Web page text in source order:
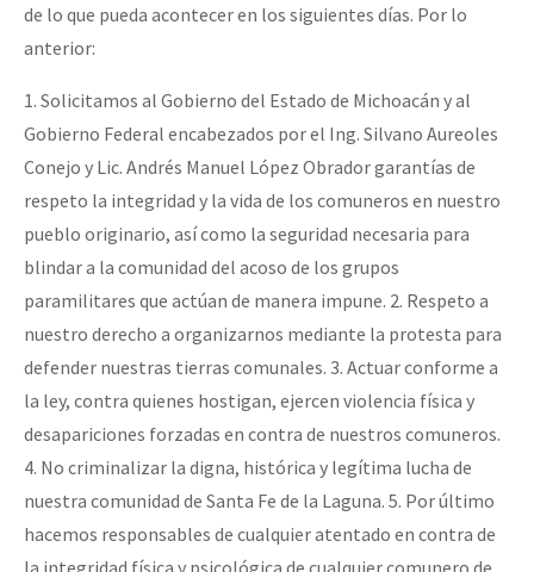
de lo que pueda acontecer en los siguientes días. Por lo
anterior:
1. Solicitamos al Gobierno del Estado de Michoacán y al
Gobierno Federal encabezados por el Ing. Silvano Aureoles
Conejo y Lic. Andrés Manuel López Obrador garantías de
respeto la integridad y la vida de los comuneros en nuestro
pueblo originario, así como la seguridad necesaria para
blindar a la comunidad del acoso de los grupos
paramilitares que actúan de manera impune. 2. Respeto a
nuestro derecho a organizarnos mediante la protesta para
defender nuestras tierras comunales. 3. Actuar conforme a
la ley, contra quienes hostigan, ejercen violencia física y
desapariciones forzadas en contra de nuestros comuneros.
4. No criminalizar la digna, histórica y legítima lucha de
nuestra comunidad de Santa Fe de la Laguna. 5. Por último
hacemos responsables de cualquier atentado en contra de
la integridad física y psicológica de cualquier comunero de